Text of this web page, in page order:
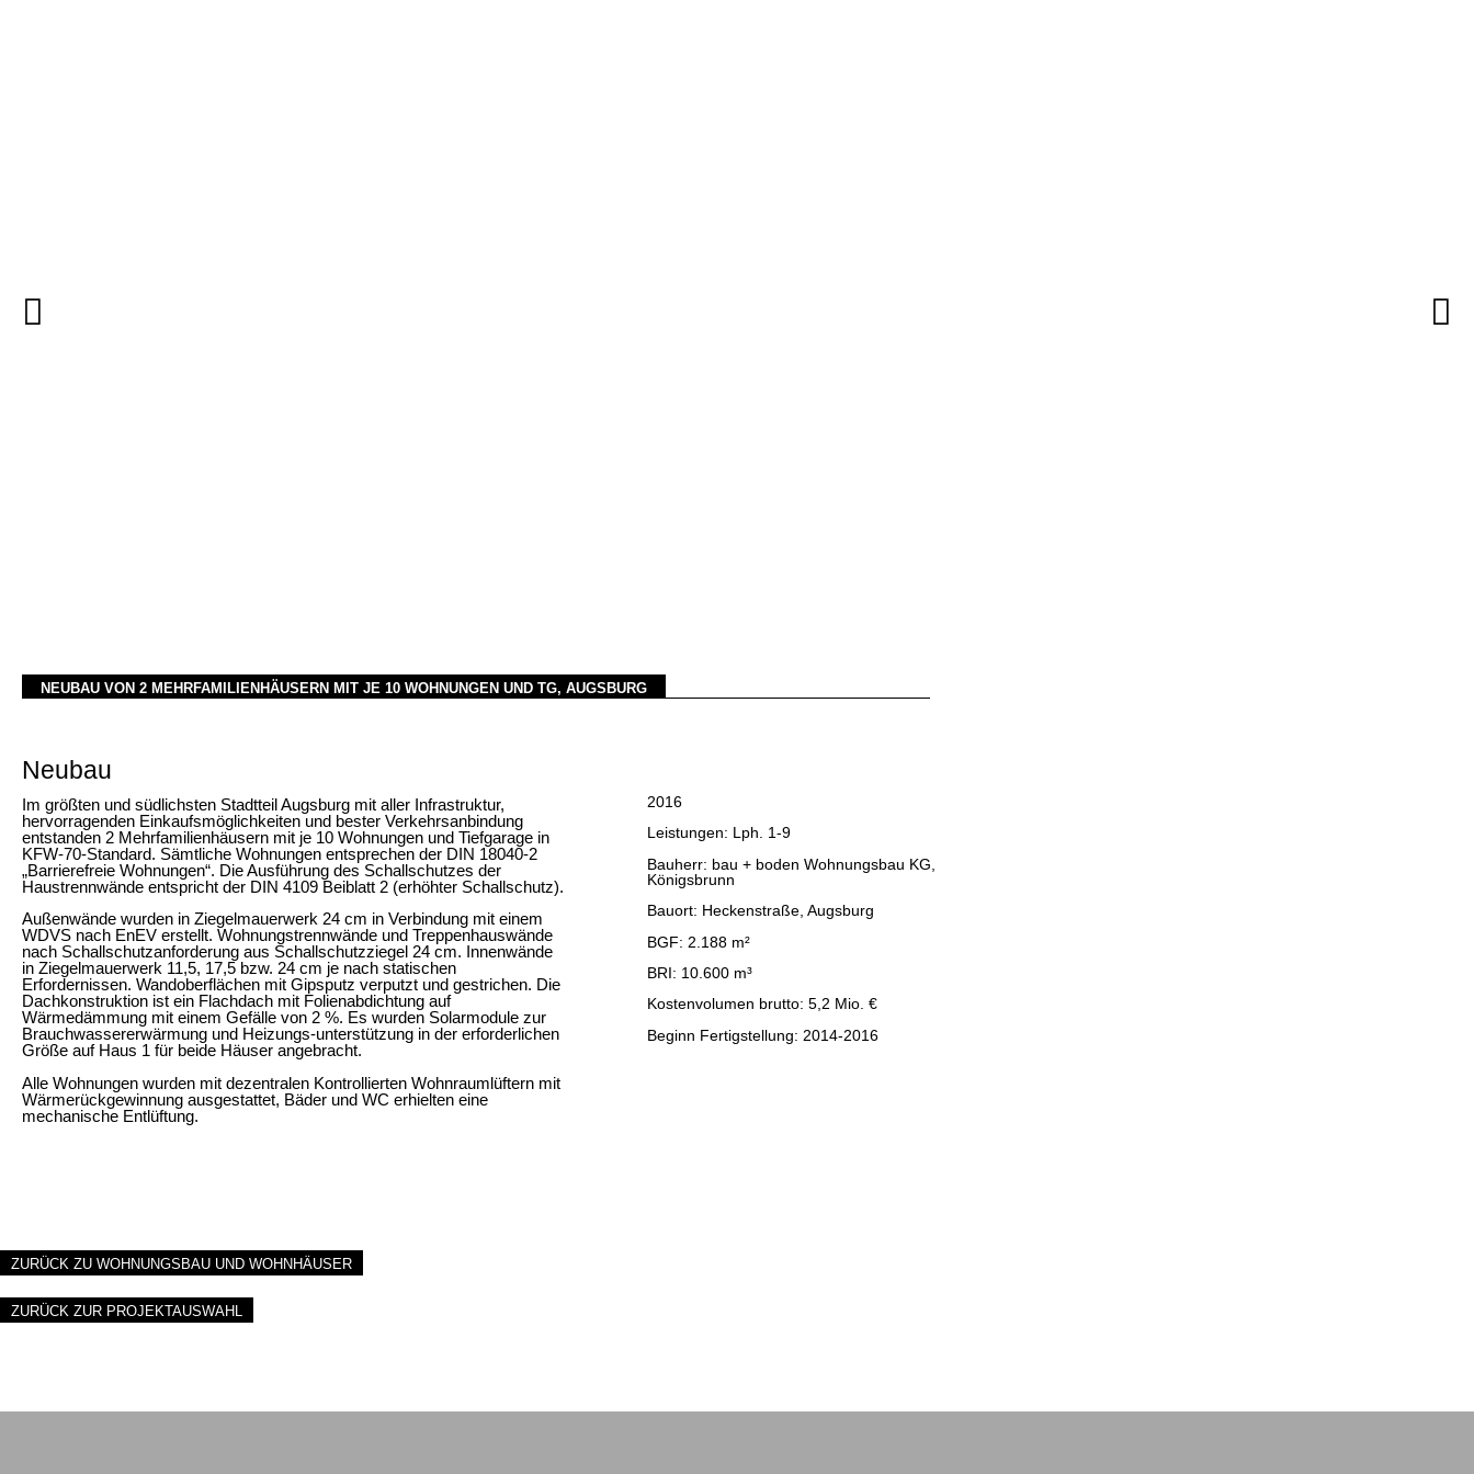
NEUBAU VON 2 MEHRFAMILIENHÄUSERN MIT JE 10 WOHNUNGEN UND TG, AUGSBURG
Neubau
Im größten und südlichsten Stadtteil Augsburg mit aller Infrastruktur,
hervorragenden Einkaufsmöglichkeiten und bester Verkehrsanbindung
entstanden 2 Mehrfamilienhäusern mit je 10 Wohnungen und Tiefgarage in
KFW-70-Standard. Sämtliche Wohnungen entsprechen der DIN 18040-2
„Barrierefreie Wohnungen“. Die Ausführung des Schallschutzes der
Haustrennwände entspricht der DIN 4109 Beiblatt 2 (erhöhter Schallschutz).
Außenwände wurden in Ziegelmauerwerk 24 cm in Verbindung mit einem
WDVS nach EnEV erstellt. Wohnungstrennwände und Treppenhauswände
nach Schallschutzanforderung aus Schallschutzziegel 24 cm. Innenwände
in Ziegelmauerwerk 11,5, 17,5 bzw. 24 cm je nach statischen
Erfordernissen. Wandoberflächen mit Gipsputz verputzt und gestrichen. Die
Dachkonstruktion ist ein Flachdach mit Folienabdichtung auf
Wärmedämmung mit einem Gefälle von 2 %. Es wurden Solarmodule zur
Brauchwassererwärmung und Heizungs-unterstützung in der erforderlichen
Größe auf Haus 1 für beide Häuser angebracht.
Alle Wohnungen wurden mit dezentralen Kontrollierten Wohnraumlüftern mit
Wärmerückgewinnung ausgestattet, Bäder und WC erhielten eine
mechanische Entlüftung.
2016
Leistungen: Lph. 1-9
Bauherr: bau + boden Wohnungsbau KG,
Königsbrunn
Bauort: Heckenstraße, Augsburg
BGF: 2.188 m²
BRI: 10.600 m³
Kostenvolumen brutto: 5,2 Mio. €
Beginn Fertigstellung: 2014-2016
ZURÜCK ZU WOHNUNGSBAU UND WOHNHÄUSER
ZURÜCK ZUR PROJEKTAUSWAHL